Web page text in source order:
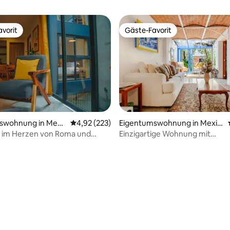
4,93 von 5, 162 Bewertungen
in Mexi
Durchschnittliche Bewertung: 4,92 von 5,
4,92 (223)
Herzen von Roma und
Gäste-Favorit
Gäste-Favorit
Eigentumswohnung in Mexik
o-Stadt
Einzigartige Wohnung mit